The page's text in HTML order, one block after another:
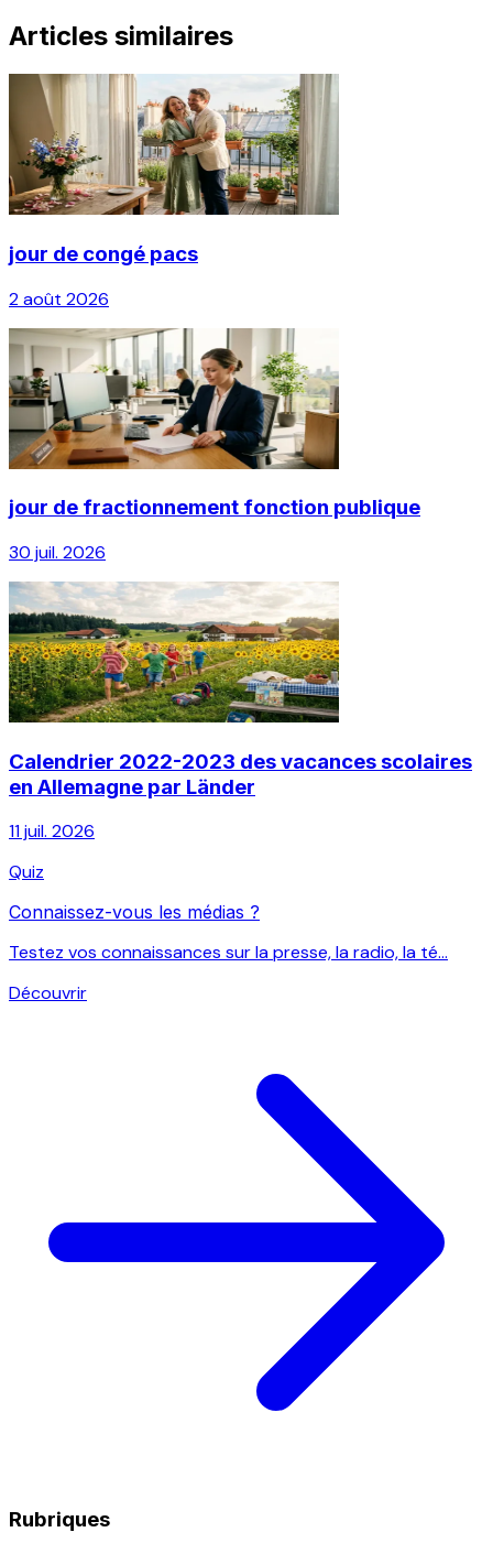
Articles similaires
jour de congé pacs
2 août 2026
jour de fractionnement fonction publique
30 juil. 2026
Calendrier 2022-2023 des vacances scolaires
en Allemagne par Länder
11 juil. 2026
Quiz
Connaissez-vous les médias ?
Testez vos connaissances sur la presse, la radio, la té...
Découvrir
Rubriques